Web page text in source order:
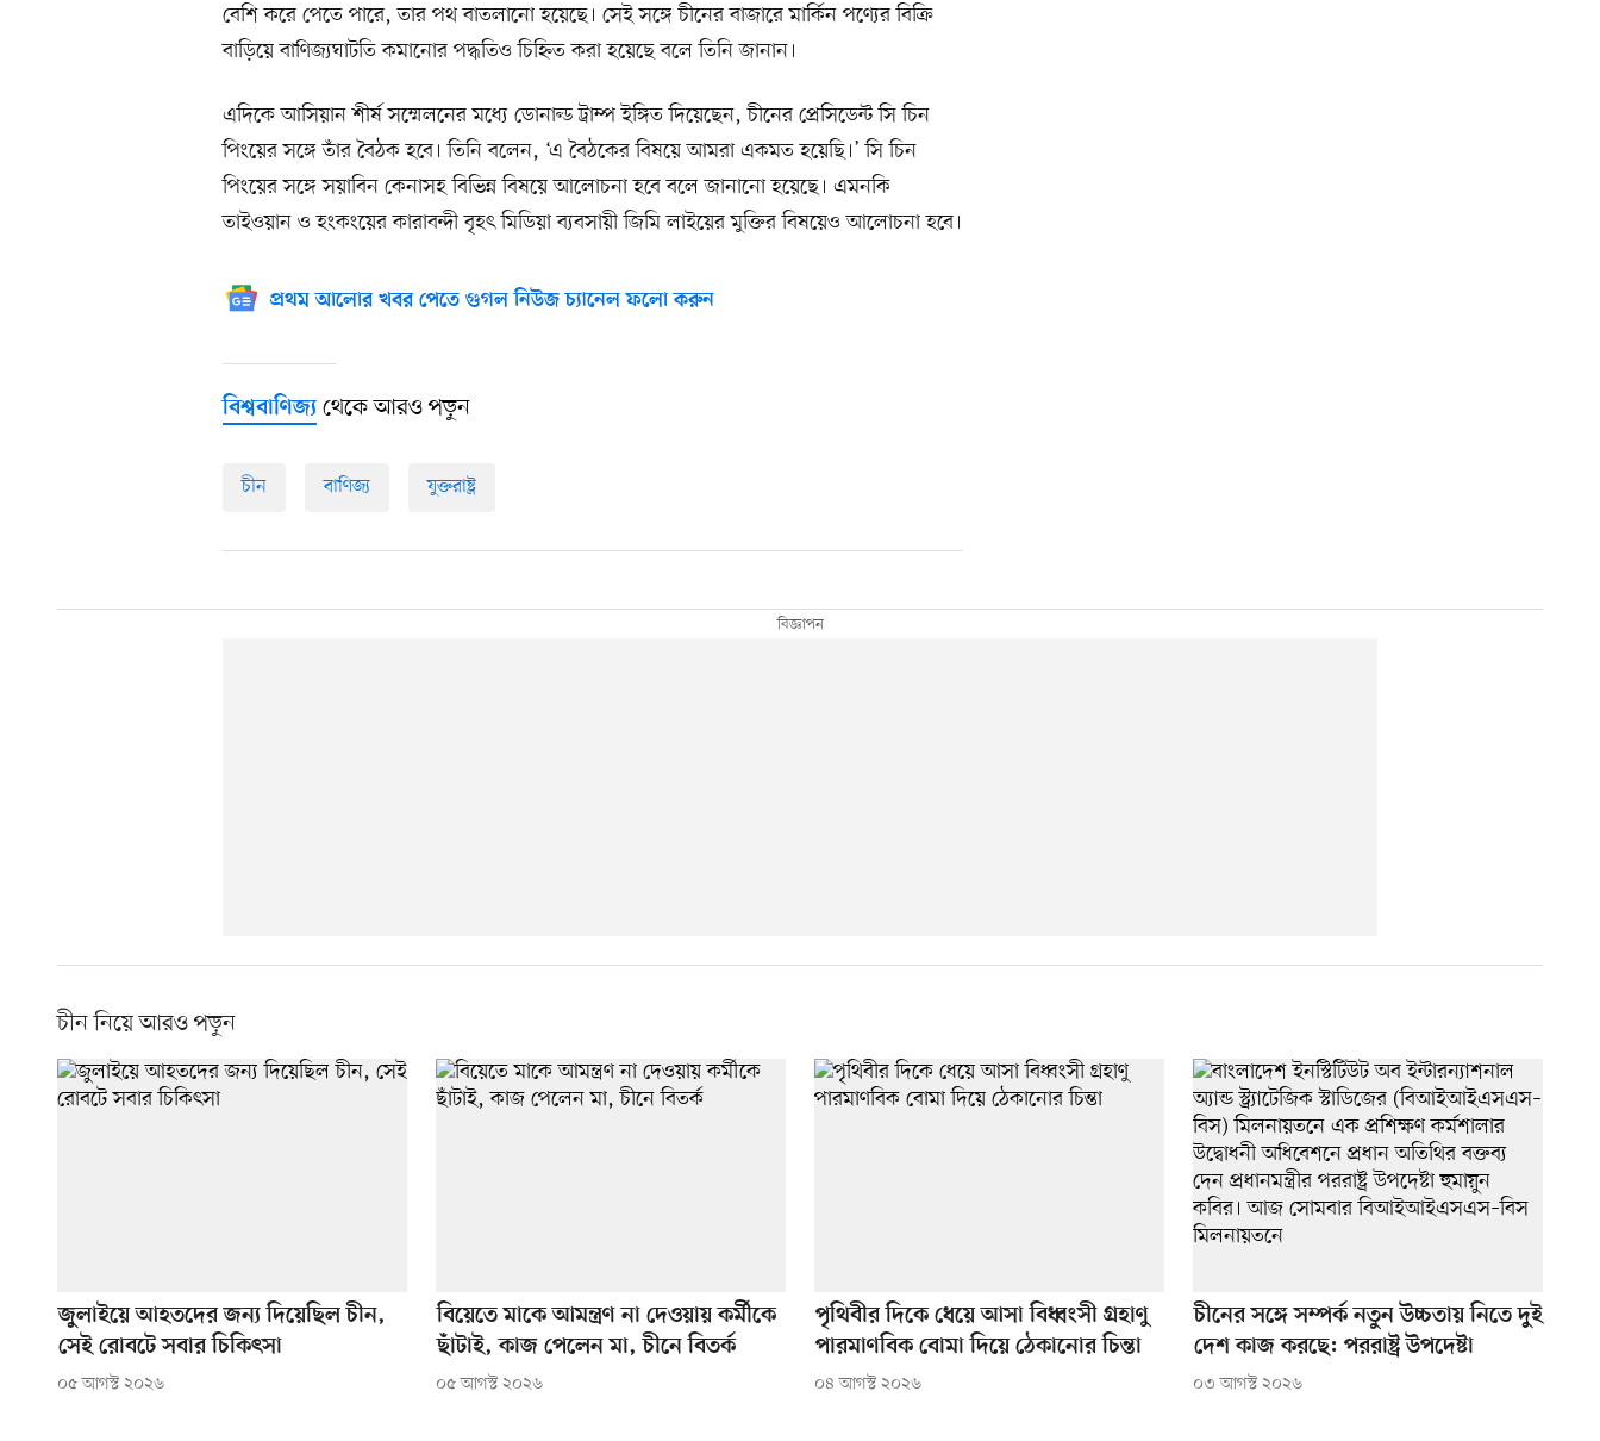
বেশি করে পেতে পারে, তার পথ বাতলানো হয়েছে। সেই সঙ্গে চীনের বাজারে মার্কিন পণ্যের বিক্রি
বাড়িয়ে বাণিজ্যঘাটতি কমানোর পদ্ধতিও চিহ্নিত করা হয়েছে বলে তিনি জানান।
এদিকে আসিয়ান শীর্ষ সম্মেলনের মধ্যে ডোনাল্ড ট্রাম্প ইঙ্গিত দিয়েছেন, চীনের প্রেসিডেন্ট সি চিন
পিংয়ের সঙ্গে তাঁর বৈঠক হবে। তিনি বলেন, ‘এ বৈঠকের বিষয়ে আমরা একমত হয়েছি।’ সি চিন
পিংয়ের সঙ্গে সয়াবিন কেনাসহ বিভিন্ন বিষয়ে আলোচনা হবে বলে জানানো হয়েছে। এমনকি
তাইওয়ান ও হংকংয়ের কারাবন্দী বৃহৎ মিডিয়া ব্যবসায়ী জিমি লাইয়ের মুক্তির বিষয়েও আলোচনা হবে।
প্রথম আলোর খবর পেতে গুগল নিউজ চ্যানেল ফলো করুন
বিশ্ববাণিজ্য থেকে আরও পড়ুন
চীন বাণিজ্য যুক্তরাষ্ট্র
চীন নিয়ে আরও পড়ুন
জুলাইয়ে আহতদের জন্য দিয়েছিল চীন,
সেই রোবটে সবার চিকিৎসা
০৫ আগস্ট ২০২৬
বিয়েতে মাকে আমন্ত্রণ না দেওয়ায় কর্মীকে
ছাঁটাই, কাজ পেলেন মা, চীনে বিতর্ক
০৫ আগস্ট ২০২৬
পৃথিবীর দিকে ধেয়ে আসা বিধ্বংসী গ্রহাণু
পারমাণবিক বোমা দিয়ে ঠেকানোর চিন্তা
০৪ আগস্ট ২০২৬
চীনের সঙ্গে সম্পর্ক নতুন উচ্চতায় নিতে দুই
দেশ কাজ করছে: পররাষ্ট্র উপদেষ্টা
০৩ আগস্ট ২০২৬